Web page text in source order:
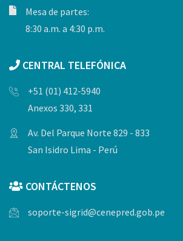
Mesa de partes:
8:30 a.m. a 4:30 p.m.
CENTRAL TELEFÓNICA
+51 (01) 412-5940
Anexos 330, 331
Av. Del Parque Norte 829 - 833
San Isidro Lima - Perú
CONTÁCTENOS
soporte-sigrid@cenepred.gob.pe